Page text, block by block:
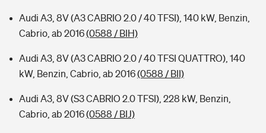
Audi A3, 8V (A3 CABRIO 2.0 / 40 TFSI), 140 kW, Benzin,
Cabrio, ab 2016(0588 / BIH)
Audi A3, 8V (A3 CABRIO 2.0 / 40 TFSI QUATTRO), 140
kW, Benzin, Cabrio, ab 2016(0588 / BII)
Audi A3, 8V (S3 CABRIO 2.0 TFSI), 228 kW, Benzin,
Cabrio, ab 2016(0588 / BIJ)